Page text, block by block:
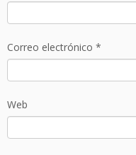
Correo electrónico *
Web